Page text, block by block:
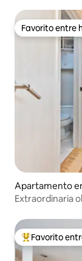
Favorito entre
Favorito entre
Apartamento
Extraordinaria
Favorito entre
Favorito